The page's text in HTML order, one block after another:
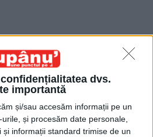
dvs.
importantă
și/sau accesăm informații pe un
și procesăm date personale,
informații standard trimise de un